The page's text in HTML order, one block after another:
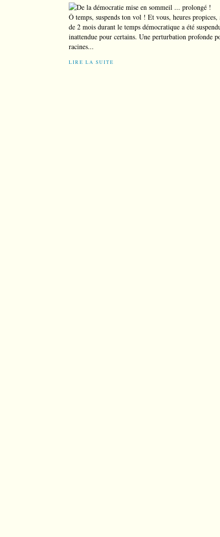
Ô temps, suspends ton vol ! Et vous, heures
de 2 mois durant le temps démocratique a été
inattendue pour certains. Une perturbation profonde
racines...
LIRE LA SUITE